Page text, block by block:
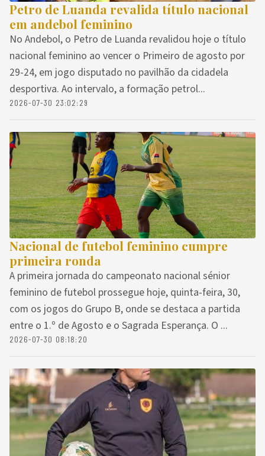
Petro de Luanda revalida título nacional
em andebol feminino
No Andebol, o Petro de Luanda revalidou hoje o título
nacional feminino ao vencer o Primeiro de agosto por
29-24, em jogo disputado no pavilhão da cidadela
desportiva. Ao intervalo, a formação petrol...
2026-07-30 23:02:29
Nacional de futebol feminino cumpre
primeira ronda
A primeira jornada do campeonato nacional sénior
feminino de futebol prossegue hoje, quinta-feira, 30,
com os jogos do Grupo B, onde se destaca a partida
entre o 1.º de Agosto e o Sagrada Esperança. O ...
2026-07-30 08:18:20